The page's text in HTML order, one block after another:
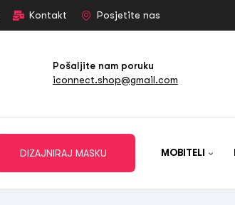
Kontakt Posjetite nas
Pošaljite nam poruku
iconnect.shop@gmail.com
DIZAJNIRAJ MASKU MOBITELI